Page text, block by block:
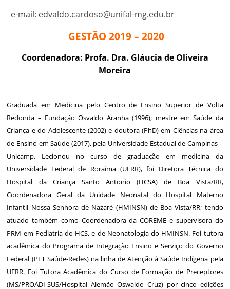
e-mail: edvaldo.cardoso@unifal-mg.edu.br
GESTÃO 2019 – 2020
Coordenadora: Profa. Dra. Gláucia de Oliveira
Moreira
Graduada em Medicina pelo Centro de Ensino Superior de Volta
Redonda – Fundação Osvaldo Aranha (1996); mestre em Saúde da
Criança e do Adolescente (2002) e doutora (PhD) em Ciências na área
de Ensino em Saúde (2017), pela Universidade Estadual de Campinas –
Unicamp. Lecionou no curso de graduação em medicina da
Universidade Federal de Roraima (UFRR), foi Diretora Técnica do
Hospital da Criança Santo Antonio (HCSA) de Boa Vista/RR,
Coordenadora Geral da Unidade Neonatal do Hospital Materno
Infantil Nossa Senhora de Nazaré (HMINSN) de Boa Vista/RR; tendo
atuado também como Coordenadora da COREME e supervisora do
PRM em Pediatria do HCS, e de Neonatologia do HMINSN. Foi tutora
acadêmica do Programa de Integração Ensino e Serviço do Governo
Federal (PET Saúde-Redes) na linha de Atenção à Saúde Indígena pela
UFRR. Foi Tutora Acadêmica do Curso de Formação de Preceptores
(MS/PROADI-SUS/Hospital Alemão Oswaldo Cruz) por cinco edições